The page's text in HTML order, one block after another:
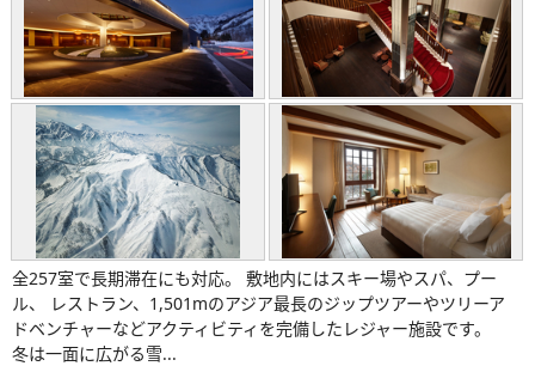
全257室で長期滞在にも対応。 敷地内にはスキー場やスパ、プー
ル、 レストラン、1,501mのアジア最長のジップツアーやツリーア
ドベンチャーなどアクティビティを完備したレジャー施設です。
冬は一面に広がる雪...